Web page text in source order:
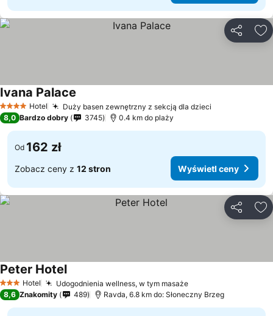
4 KategoriaHotel Duży basen zewnętrzny z sekcją dla dzieci
Ivana Palace
8,0 Bardzo dobry 3745 0.4 km do plaży
Od 162 zł
Zobacz ceny z 12 stron Wyświetl ceny
3 Kategoria
Hotel Udogodnienia wellness, w tym masaże
Peter Hotel
8,6 Znakomity 489 Ravda, 6.8 km do: Słoneczny Brzeg